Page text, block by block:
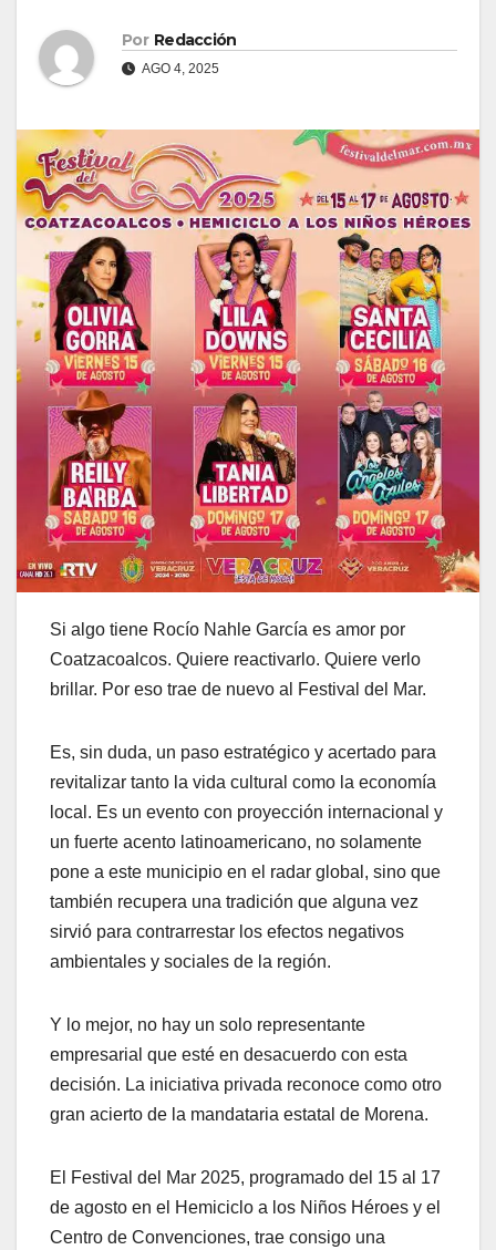
Por Redacción
AGO 4, 2025
Si algo tiene Rocío Nahle García es amor por
Coatzacoalcos. Quiere reactivarlo. Quiere verlo
brillar. Por eso trae de nuevo al Festival del Mar.
Es, sin duda, un paso estratégico y acertado para
revitalizar tanto la vida cultural como la economía
local. Es un evento con proyección internacional y
un fuerte acento latinoamericano, no solamente
pone a este municipio en el radar global, sino que
también recupera una tradición que alguna vez
sirvió para contrarrestar los efectos negativos
ambientales y sociales de la región.
Y lo mejor, no hay un solo representante
empresarial que esté en desacuerdo con esta
decisión. La iniciativa privada reconoce como otro
gran acierto de la mandataria estatal de Morena.
El Festival del Mar 2025, programado del 15 al 17
de agosto en el Hemiciclo a los Niños Héroes y el
Centro de Convenciones, trae consigo una